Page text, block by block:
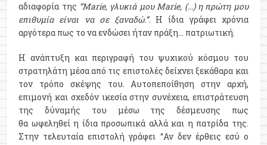
αδιαφορία της “Marie, γλυκιά μου Marie, (...) η πρώτη μου
επιθυμία είναι να σε ξαναδώ.”. Η ίδια γράφει χρόνια
αργότερα πως το να ενδώσει ήταν πράξη… πατριωτική.
Η ανάπτυξη και περιγραφή του ψυχικού κόσμου του
στρατηλάτη μέσα από τις επιστολές δείχνει ξεκάθαρα και
τον τρόπο σκέψης του. Αυτοπεποίθηση στην αρχή,
επιμονή και σχεδόν ικεσία στην συνέχεια, επιστράτευση
της δύναμής του μέσω της δέσμευσης πως
θα ωφεληθεί η ίδια προσωπικά αλλά και η πατρίδα της.
Στην τελευταία επιστολή γράφει “Αν δεν έρθεις εσύ ο